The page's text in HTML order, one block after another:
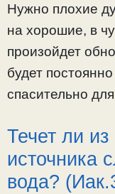
Нужно плохие
на хорошие, в
произойдет
будет
спасительно
Течет ли из
источника
вода?